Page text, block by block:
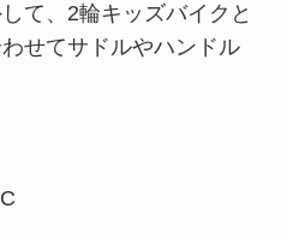
て、2輪キッズバイクと
せてサドルやハンドル